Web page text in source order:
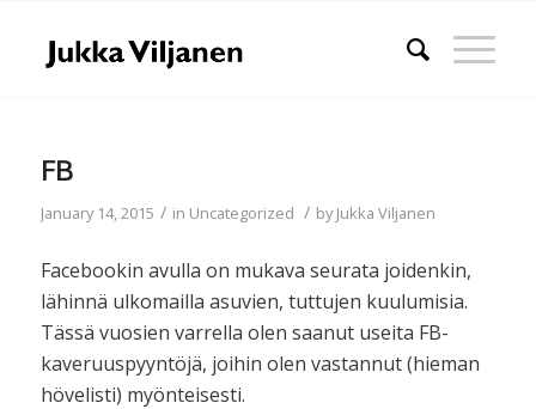
FB
January 14, 2015 / in Uncategorized / byJukka Viljanen
Facebookin avulla on mukava seurata joidenkin,
lähinnä ulkomailla asuvien, tuttujen kuulumisia.
Tässä vuosien varrella olen saanut useita FB-
kaveruuspyyntöjä, joihin olen vastannut (hieman
hövelisti) myönteisesti.